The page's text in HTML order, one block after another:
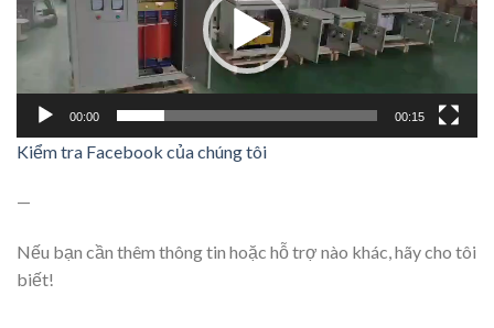
00:00 00:15
Kiểm tra Facebook của chúng tôi
—
Nếu bạn cần thêm thông tin hoặc hỗ trợ nào khác, hãy cho tôi
biết!